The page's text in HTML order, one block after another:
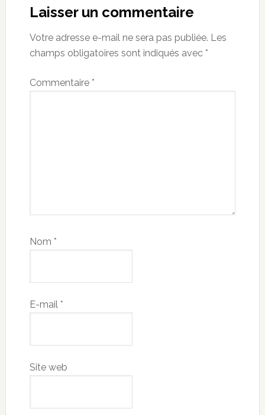
Interactions
Laisser un commentaire
Votre adresse e-mail ne sera pas publiée. Les
champs obligatoires sont indiqués avec *
Commentaire *
Nom *
E-mail *
Site web